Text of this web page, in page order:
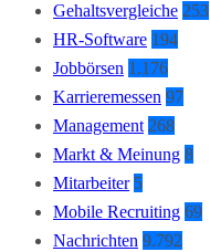
Gehaltsvergleiche 253
HR-Software 194
Jobbörsen 1.176
Karrieremessen 97
Management 268
Markt & Meinung 8
Mitarbeiter 5
Mobile Recruiting 69
Nachrichten 9.792